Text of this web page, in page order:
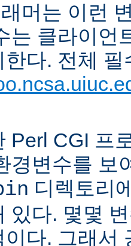
머는 이런
는 클라이언
다. 전체
Perl CGI 프
경변수를 보
디렉토리
있다. 몇몇
이다. 그래서